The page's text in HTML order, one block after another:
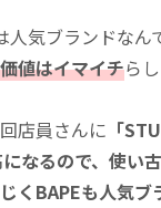
人気ブランドなん
値はイマイチら
店員さんに 「
なるので、使い
くBAPEも人気ブ